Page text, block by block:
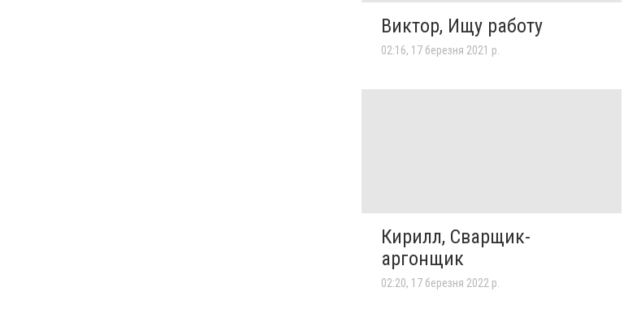
Виктор, Ищу работу
02:16, 17 березня 2021 р.
Кирилл, Сварщик-
аргонщик
02:20, 17 березня 2022 р.